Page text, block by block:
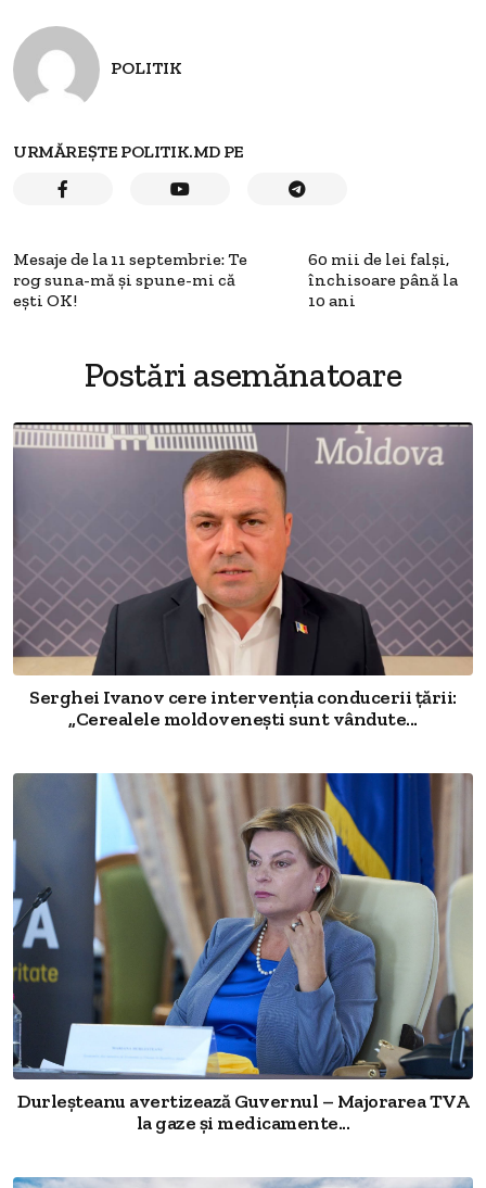
POLITIK
URMĂREȘTE POLITIK.MD PE
Mesaje de la 11 septembrie: Te
rog suna-mă şi spune-mi că
eşti OK!
60 mii de lei falși,
închisoare până la
10 ani
Postări asemănatoare
Serghei Ivanov cere intervenția conducerii țării:
„Cerealele moldovenești sunt vândute...
Durleșteanu avertizează Guvernul – Majorarea TVA
la gaze și medicamente...